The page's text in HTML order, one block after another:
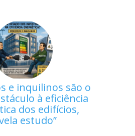
e inquilinos são o
à eficiência
dos edifícios,
estudo